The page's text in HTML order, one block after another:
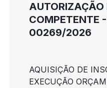
AUTORIZAÇÃO
COMPETENTE
00269/2026
AQUISIÇÃO DE
EXECUÇÃO